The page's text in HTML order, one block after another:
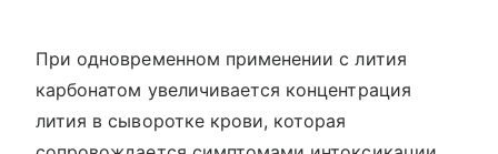
При одновременном применении с лития
карбонатом увеличивается концентрация
лития в сыворотке крови, которая